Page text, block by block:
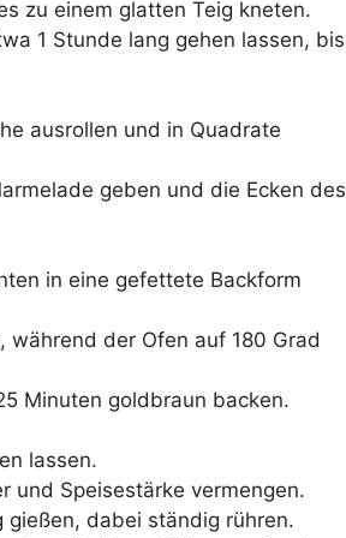
zu einem glatten Teig kneten.
1 Stunde lang gehen lassen, bis
ausrollen und in Quadrate
geben und die Ecken des
in eine gefettete Backform
während der Ofen auf 180 Grad
Minuten goldbraun backen.
lassen.
und Speisestärke vermengen.
gießen, dabei ständig rühren.